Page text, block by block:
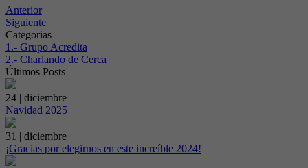
Anterior
Siguiente
Categorias
1.- Grupo Acredita
2.- Charlando de Cerca
Últimos Posts
24 | diciembre
Navidad 2025
31 | diciembre
¡Gracias por elegirnos en este increíble 2024!